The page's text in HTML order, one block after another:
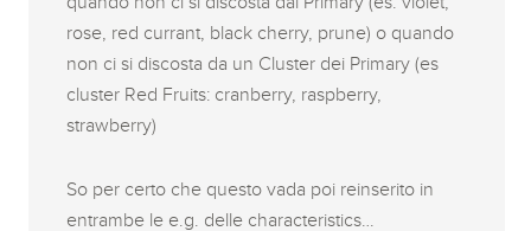
rose, red currant, black cherry, prune) o quando
non ci si discosta da un Cluster dei Primary (es
cluster Red Fruits: cranberry, raspberry,
strawberry)
So per certo che questo vada poi reinserito in
entrambe le e.g. delle characteristics…